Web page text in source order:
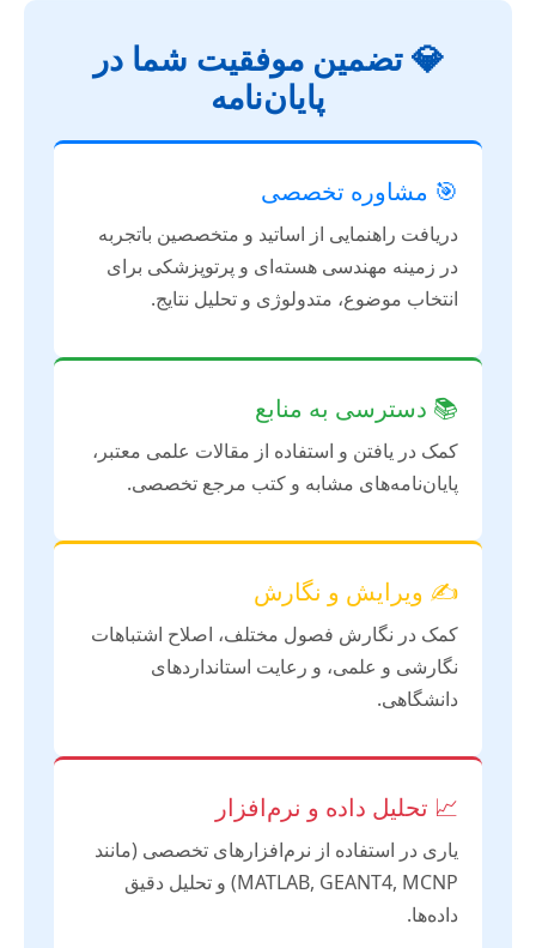
💎 تضمین موفقیت شما در
پایان‌نامه
🎯 مشاوره تخصصی
دریافت راهنمایی از اساتید و متخصصین باتجربه
در زمینه مهندسی هسته‌ای و پرتوپزشکی برای
انتخاب موضوع، متدولوژی و تحلیل نتایج.
📚 دسترسی به منابع
کمک در یافتن و استفاده از مقالات علمی معتبر،
پایان‌نامه‌های مشابه و کتب مرجع تخصصی.
✍️ ویرایش و نگارش
کمک در نگارش فصول مختلف، اصلاح اشتباهات
نگارشی و علمی، و رعایت استانداردهای
دانشگاهی.
📈 تحلیل داده و نرم‌افزار
یاری در استفاده از نرم‌افزارهای تخصصی (مانند
MATLAB, GEANT4, MCNP) و تحلیل دقیق
داده‌ها.